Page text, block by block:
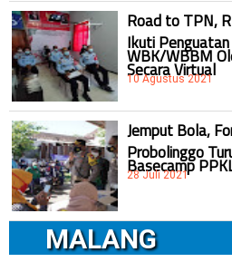
Road to TPN,
Ikuti Penguatan
WBK/WBBM
Secara Virtual
10 Agustus 2021
Jemput Bola,
Probolinggo
Basecamp
28 Juli 2021
MALANG